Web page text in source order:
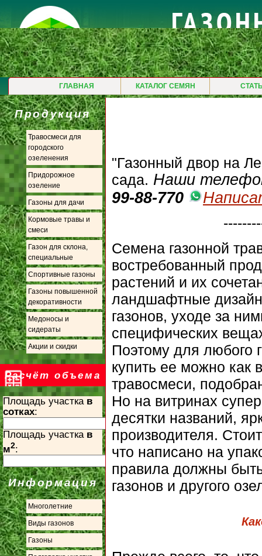
ГЛАВНАЯ КАТАЛОГ СЕМЯН
Продукция
Травосмеси для
городского
озеленения
Придорожное
озеление
Газоны для дачи
Кормовые травы и
смеси
Газон для склона,
специальные
Спортивные газоны
Газоны повышенной
декоративности
Медоносы и
сидераты
Акции и скидки
Расчёт объема
Площадь участка в
сотках:
Площадь участка в
м2:
Информация
Многолетние
Виды газонов
Газоны
"Газонный двор на
сада. Наши
99-88-770
Семена газонной
востребованный
растений и их
ландшафтные
газонов, уходе за
специфических
Поэтому для любого
купить ее можно как
травосмеси,
Но на витринах
десятки названий,
производителя.
что написано на
правила должны
газонов и другого